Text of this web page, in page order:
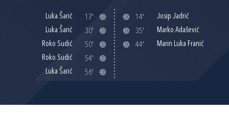
Luka Šarić
17'
Luka Šarić
30'
Roko Sudić
50'
Roko Sudić
54'
Luka Šarić
56'
14'
Josip Jadrić
35'
Marko Adašević
44'
Marin Luka Franić